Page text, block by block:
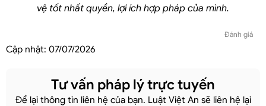
vệ tốt nhất quyền, lợi ích hợp pháp của mình.
Đánh giá
Cập nhật: 07/07/2026
Tư vấn pháp lý trực tuyến
Để lại thông tin liên hệ của bạn. Luật Việt An sẽ liên hệ lại